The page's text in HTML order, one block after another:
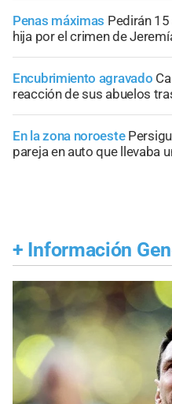
Penas máximas Pedirán
hija por el crimen de
Encubrimiento agravado
reacción de sus abuelos
En la zona noroeste
pareja en auto que llevaba
+ Información